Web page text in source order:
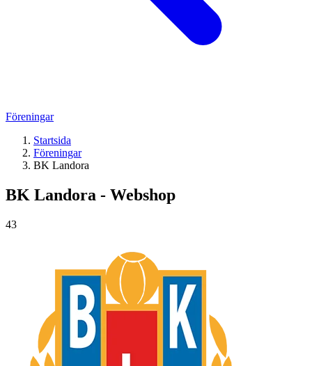
Föreningar
Startsida
Föreningar
BK Landora
BK Landora - Webshop
43